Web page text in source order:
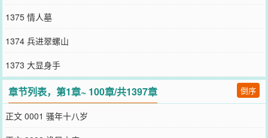
1375 情人墓
1374 兵进翠螺山
1373 大显身手
章节列表，第1章~ 100章/共1397章 倒序
正文 0001 骚年十八岁